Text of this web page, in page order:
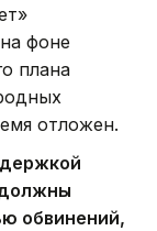
фоне
плана
отложен.
обвинений,